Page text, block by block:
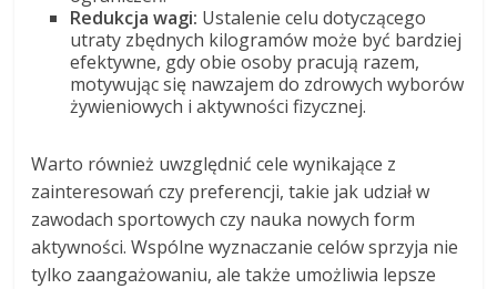
Redukcja wagi: Ustalenie celu dotyczącego
utraty zbędnych kilogramów może być bardziej
efektywne, gdy obie osoby pracują razem,
motywując się nawzajem do zdrowych wyborów
żywieniowych i aktywności fizycznej.
Warto również uwzględnić cele wynikające z
zainteresowań czy preferencji, takie jak udział w
zawodach sportowych czy nauka nowych form
aktywności. Wspólne wyznaczanie celów sprzyja nie
tylko zaangażowaniu, ale także umożliwia lepsze